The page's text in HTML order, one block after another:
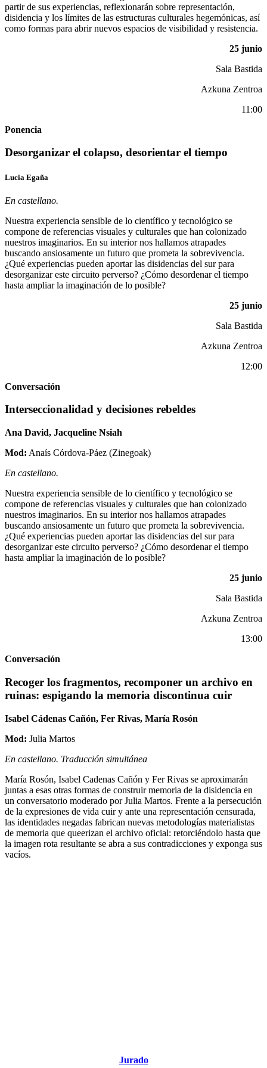
partir de sus experiencias, reflexionarán sobre representación,
disidencia y los límites de las estructuras culturales hegemónicas, así
como formas para abrir nuevos espacios de visibilidad y resistencia.
25 junio
Sala Bastida
Azkuna Zentroa
11:00
Ponencia
Desorganizar el colapso, desorientar el tiempo
Lucia Egaña
En castellano.
Nuestra experiencia sensible de lo científico y tecnológico se
compone de referencias visuales y culturales que han colonizado
nuestros imaginarios. En su interior nos hallamos atrapades
buscando ansiosamente un futuro que prometa la sobrevivencia.
¿Qué experiencias pueden aportar las disidencias del sur para
desorganizar este circuito perverso? ¿Cómo desordenar el tiempo
hasta ampliar la imaginación de lo posible?
25 junio
Sala Bastida
Azkuna Zentroa
12:00
Conversación
Interseccionalidad y decisiones rebeldes
Ana David, Jacqueline Nsiah
Mod: Anaís Córdova-Páez (Zinegoak)
En castellano.
Nuestra experiencia sensible de lo científico y tecnológico se
compone de referencias visuales y culturales que han colonizado
nuestros imaginarios. En su interior nos hallamos atrapades
buscando ansiosamente un futuro que prometa la sobrevivencia.
¿Qué experiencias pueden aportar las disidencias del sur para
desorganizar este circuito perverso? ¿Cómo desordenar el tiempo
hasta ampliar la imaginación de lo posible?
25 junio
Sala Bastida
Azkuna Zentroa
13:00
Conversación
Recoger los fragmentos, recomponer un archivo en
ruinas: espigando la memoria discontinua cuir
Isabel Cádenas Cañón, Fer Rivas, María Rosón
Mod: Julia Martos
En castellano. Traducción simultánea
María Rosón, Isabel Cadenas Cañón y Fer Rivas se aproximarán
juntas a esas otras formas de construir memoria de la disidencia en
un conversatorio moderado por Julia Martos. Frente a la persecución
de la expresiones de vida cuir y ante una representación censurada,
las identidades negadas fabrican nuevas metodologías materialistas
de memoria que queerizan el archivo oficial: retorciéndolo hasta que
la imagen rota resultante se abra a sus contradicciones y exponga sus
vacíos.
Jurado